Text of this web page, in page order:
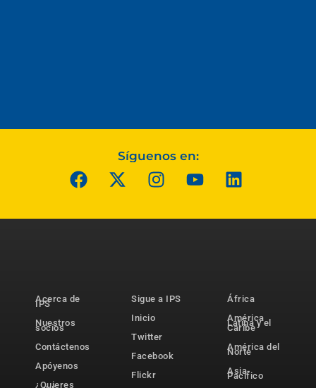
Síguenos en:
Acerca de
IPS
Nuestros
socios
Contáctenos
Apóyenos
¿Quieres
Sigue a IPS
Inicio
Twitter
Facebook
Flickr
África
América
Latina y el
Caribe
América del
Norte
Asia-
Pacífico